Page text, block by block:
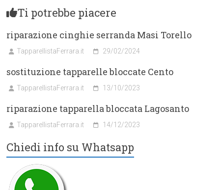
Ti potrebbe piacere
riparazione cinghie serranda Masi Torello
TapparellistaFerrara.it 29/02/2024
sostituzione tapparelle bloccate Cento
TapparellistaFerrara.it 13/10/2023
riparazione tapparella bloccata Lagosanto
TapparellistaFerrara.it 14/12/2023
Chiedi info su Whatsapp